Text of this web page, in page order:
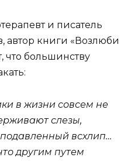
и писатель
автор книги «Возлюби
что большинству
в жизни совсем не
слезы,
всхлип…
другим путем